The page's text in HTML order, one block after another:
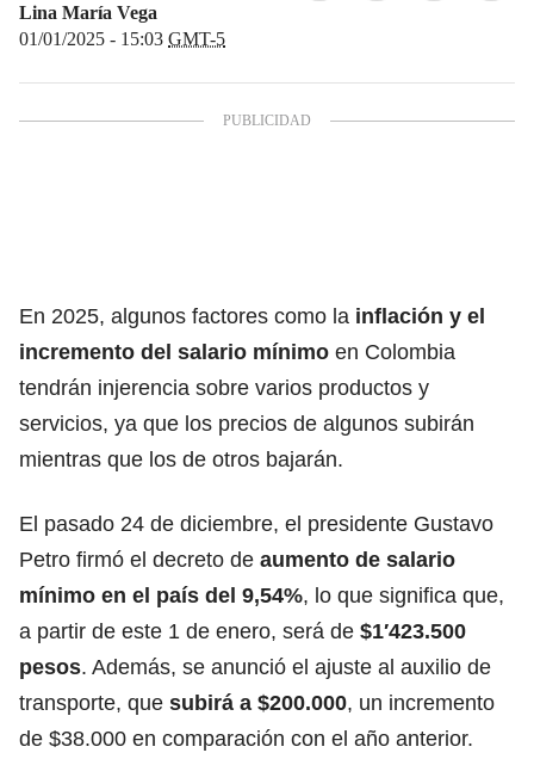
Lina María Vega
01/01/2025 - 15:03 GMT-5
En 2025, algunos factores como la inflación y el
incremento del salario mínimo en Colombia
tendrán injerencia sobre varios productos y
servicios, ya que los precios de algunos subirán
mientras que los de otros bajarán.
El pasado 24 de diciembre, el presidente Gustavo
Petro firmó el decreto de aumento de salario
mínimo en el país del 9,54%, lo que significa que,
a partir de este 1 de enero, será de $1′423.500
pesos. Además, se anunció el ajuste al auxilio de
transporte, que subirá a $200.000, un incremento
de $38.000 en comparación con el año anterior.